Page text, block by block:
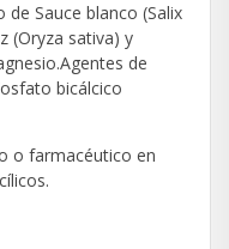
de Sauce blanco (Salix
(Oryza sativa) y
de
bicálcico
o farmacéutico en